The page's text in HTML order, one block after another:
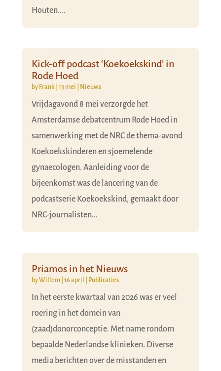
Houten....
Kick-off podcast ‘Koekoekskind’ in
Rode Hoed
by Frank| 13 mei Nieuws
Vrijdagavond 8 mei verzorgde het
Amsterdamse debatcentrum Rode Hoed in
samenwerking met de NRC de thema-avond
Koekoekskinderen en sjoemelende
gynaecologen. Aanleiding voor de
bijeenkomst was de lancering van de
podcastserie Koekoekskind, gemaakt door
NRC-journalisten...
Priamos in het Nieuws
byWillem| 16 april Publicaties
In het eerste kwartaal van 2026 was er veel
roering in het domein van
(zaad)donorconceptie. Met name rondom
bepaalde Nederlandse klinieken. Diverse
media berichten over de misstanden en